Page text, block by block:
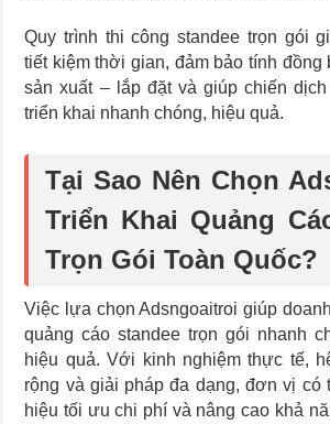
Quy trình thi công standee trọn gói
tiết kiệm thời gian, đảm bảo tính đồng
sản xuất – lắp đặt và giúp chiến
triển khai nhanh chóng, hiệu quả.
Tại Sao Nên Chọn
Triển Khai Quảng
Trọn Gói Toàn Quốc?
Việc lựa chọn Adsngoaitroi giúp
quảng cáo standee trọn gói nhanh
hiệu quả. Với kinh nghiệm thực tế,
rộng và giải pháp đa dạng, đơn vị có
hiệu tối ưu chi phí và nâng cao khả